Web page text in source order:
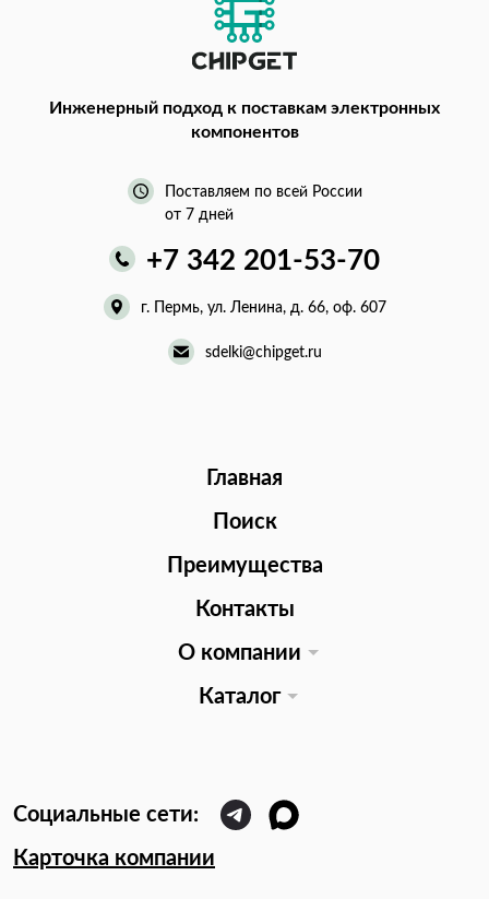
Инженерный подход к поставкам электронных
компонентов
Поставляем по всей России
от 7 дней
+7 342 201-53-70
г. Пермь, ул. Ленина, д. 66, оф. 607
sdelki@chipget.ru
Главная
Поиск
Преимущества
Контакты
О компании
Каталог
Карточка компании